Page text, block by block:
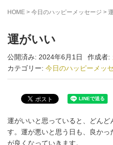
HOME > 今日のハッピーメッセージ >
運がいい
公開済み: 2024年6月1日 作成者:
カテゴリー: 今日のハッピーメッ
運がいいと思っていると、どんど
す。運が悪いと思う日も、良か
が良くなっていきます。